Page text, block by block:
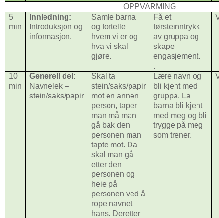
OPPVARMING
5
min
Innledning:
Introduksjon og
informasjon.
Samle barna
og fortelle
hvem vi er og
hva vi skal
gjøre.
Få et
førsteinntrykk
av gruppa og
skape
engasjement.
.
10
min
Generell del:
Navnelek –
stein/saks/papir
Skal ta
stein/saks/papir
mot en annen
person, taper
man må man
gå bak den
personen man
tapte mot. Da
skal man gå
etter den
personen og
heie på
personen ved å
rope navnet
hans. Deretter
Lære navn og
bli kjent med
gruppa. La
barna bli kjent
med meg og bli
trygge på meg
som trener.